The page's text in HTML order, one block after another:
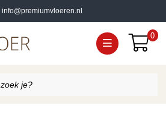
info@premiumvloeren.nl
0